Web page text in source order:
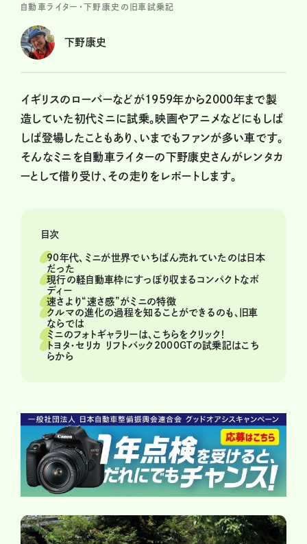
自動車ライター・下野康史の旧車試乗記
下野康史
イギリスのローバーなどが1959年から2000年まで製
造していた初代ミニに試乗。映画やアニメなどにもしば
しば登場したこともあり、いまでもファンが多い車です。
そんなミニを自動車ライターの下野康史さんがレンタカ
ーとして借り受け、その走りをレポートします。
目次
90年代、ミニが世界でいちばん売れていたのは日本
だった
現行の軽自動車枠にすっぽり収まるコンパクトなボ
ディー
速さより“速さ感”がミニの特徴
クルマの進化の過程を知ることができるのも、旧車
ならでは
ミニのフォトギャラリーは、こちらをクリック！
トヨタ・セリカ リフトバック2000GTの試乗記はこち
らから